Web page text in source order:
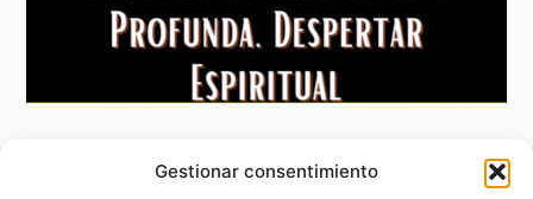
Gestionar consentimiento
Aviso Legal